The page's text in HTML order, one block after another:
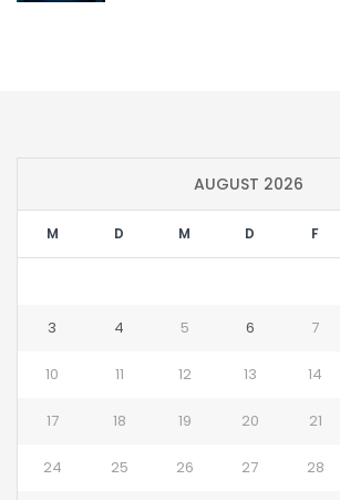
AUGUST 2026
M D M D F
3 4 5 6 7
10 11 12 13 14
17 18 19 20 21
24 25 26 27 28